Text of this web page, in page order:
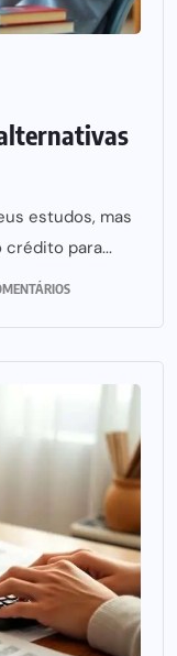
estudos, mas
para...